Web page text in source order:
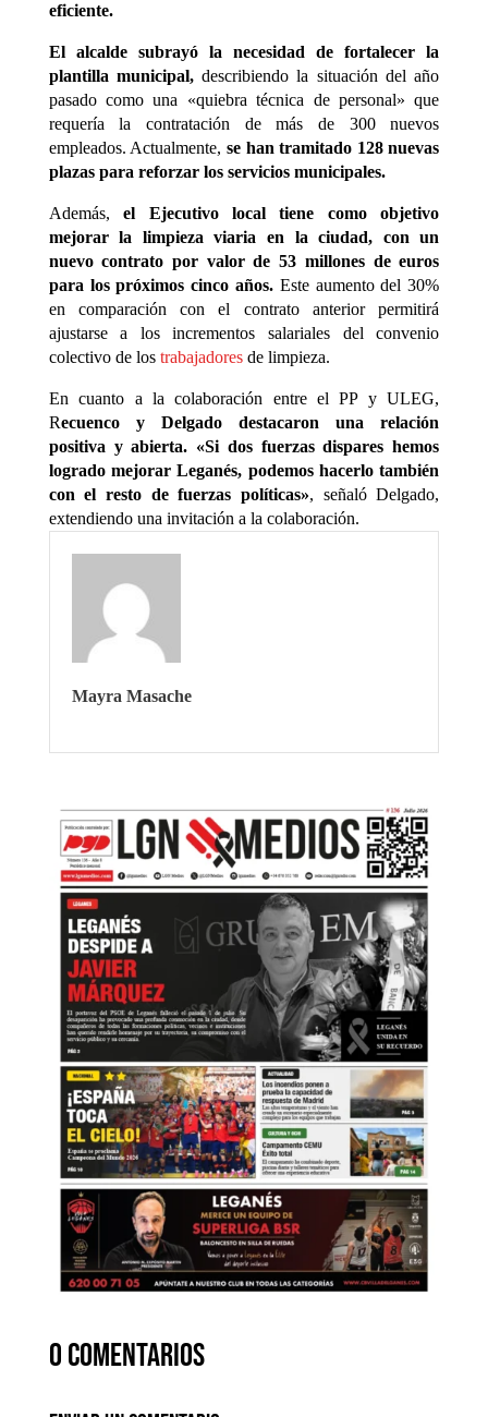
eficiente.
El alcalde subrayó la necesidad de fortalecer la
plantilla municipal, describiendo la situación del año
pasado como una «quiebra técnica de personal» que
requería la contratación de más de 300 nuevos
empleados. Actualmente, se han tramitado 128 nuevas
plazas para reforzar los servicios municipales.
Además,el Ejecutivo local tiene como objetivo
mejorar la limpieza viaria en la ciudad, con un
nuevo contrato por valor de 53 millones de euros
para los próximos cinco años. Este aumento del 30%
en comparación con el contrato anterior permitirá
ajustarse a los incrementos salariales del convenio
colectivo de los trabajadoresde limpieza.
En cuanto a la colaboración entre el PP y ULEG,
Recuenco y Delgado destacaron una relación
positiva y abierta. «Si dos fuerzas dispares hemos
logrado mejorar Leganés, podemos hacerlo también
con el resto de fuerzas políticas», señaló Delgado,
extendiendo una invitación a la colaboración.
Mayra Masache
0 comentarios